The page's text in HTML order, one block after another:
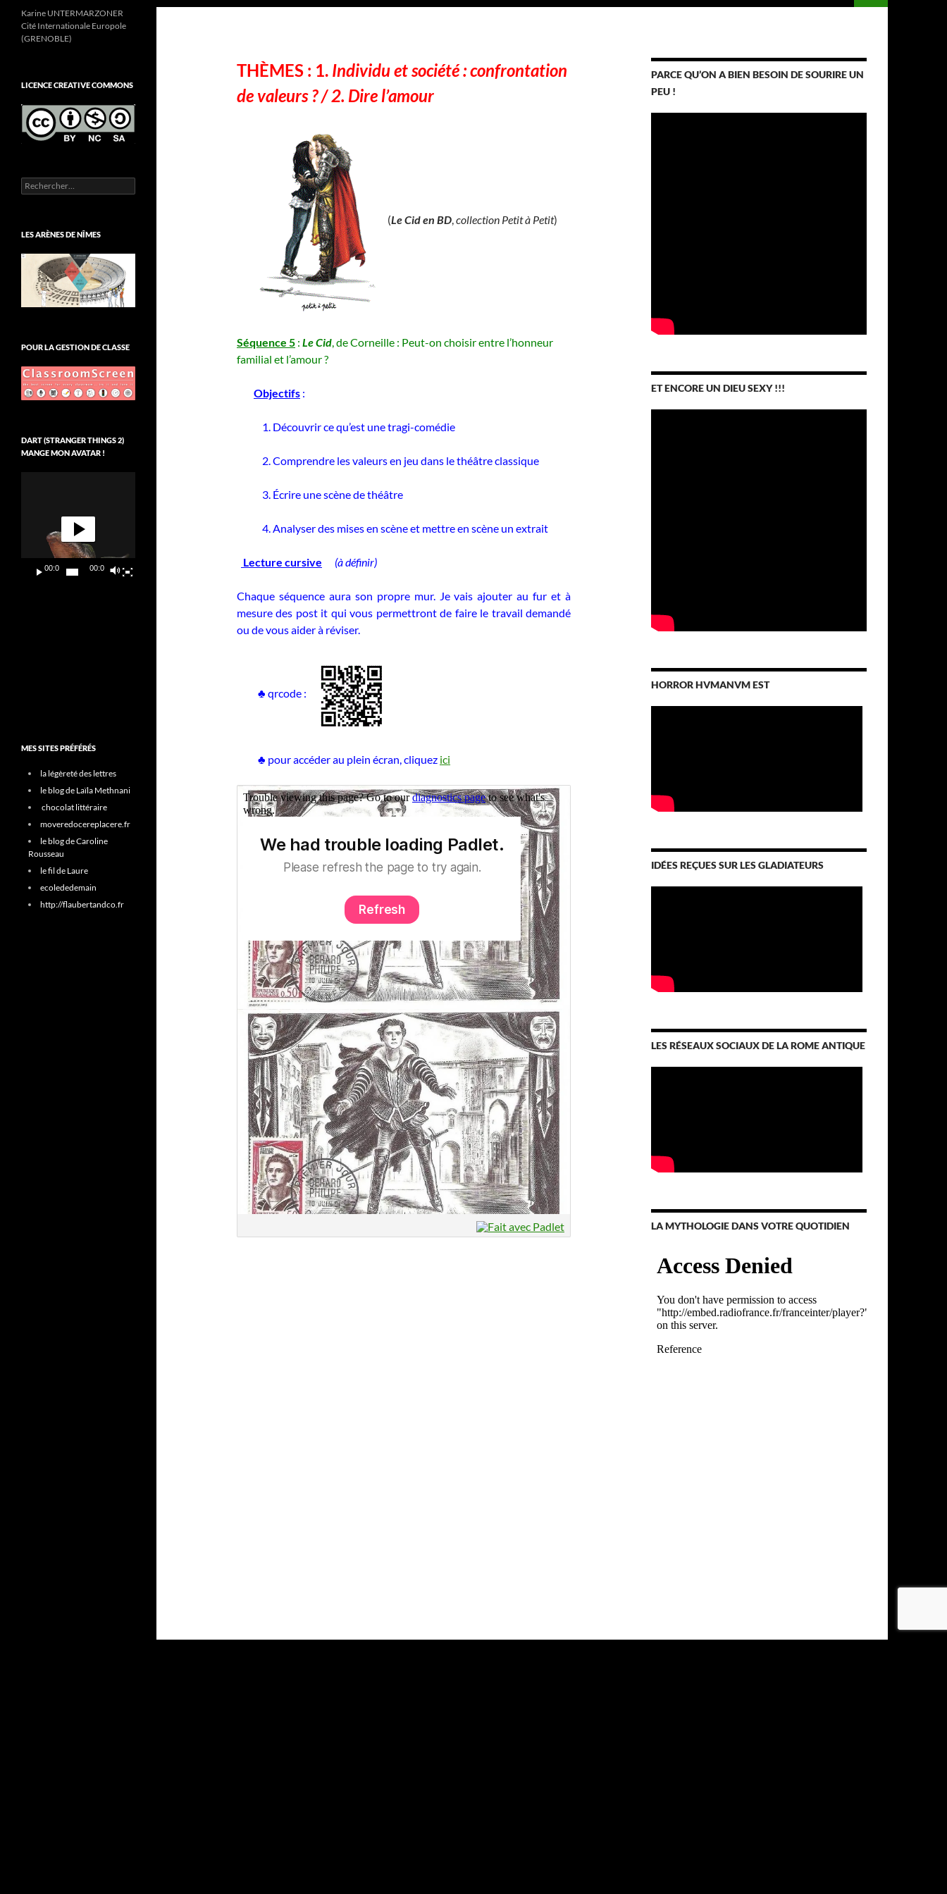
THÈMES : 1. Individu et société : confrontation
de valeurs ? / 2. Dire l’amour
(Le Cid en BD,collection Petit à Petit)
Séquence 5 : Le Cid, de Corneille : Peut-on choisir entre l’honneur
familial et l’amour ?
Objectifs :
1. Découvrir ce qu’est une tragi-comédie
2.Comprendre les valeurs en jeu dans le théâtre classique
3. Écrire une scène de théâtre
4. Analyser des mises en scène et mettre en scène un extrait
Lecture cursive (à définir)
Chaque séquence aura son propre mur. Je vais ajouter au fur et à
mesure des post it qui vous permettront de faire le travail demandé
ou de vous aider à réviser.
♣ qrcode :
♣ pour accéder au plein écran, cliquez ici
PARCE QU’ON A BIEN BESOIN DE SOURIRE UN
PEU !
ET ENCORE UN DIEU SEXY !!!
HORROR HVMANVM EST
IDÉES REÇUES SUR LES GLADIATEURS
LES RÉSEAUX SOCIAUX DE LA ROME ANTIQUE
LA MYTHOLOGIE DANS VOTRE QUOTIDIEN
Karine UNTERMARZONER
Cité Internationale Europole
(GRENOBLE)
LICENCE CREATIVE COMMONS
Rechercher :
LES ARÈNES DE NÎMES
POUR LA GESTION DE CLASSE
DART (STRANGER THINGS 2)
MANGE MON AVATAR !
00:00 00:09
MES SITES PRÉFÉRÉS
la légèreté des lettres
le blog de Laïla Methnani
chocolat littéraire
moveredocereplacere.fr
le blog de Caroline
Rousseau
le fil de Laure
ecolededemain
http://flaubertandco.fr